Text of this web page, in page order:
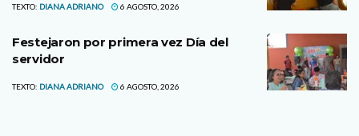
TEXTO: DIANA ADRIANO 6 AGOSTO, 2026
Festejaron por primera vez Día del
servidor
TEXTO: DIANA ADRIANO 6 AGOSTO, 2026